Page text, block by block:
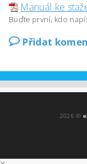
Manuál ke
Buďte první, kdo
Přidat
2026 ©